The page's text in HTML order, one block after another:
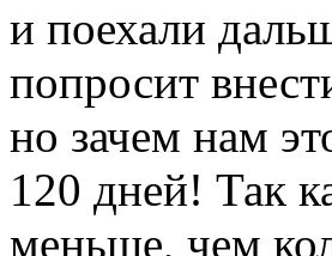
и поехали
попросит
но зачем нам
120 дней! Так
меньше, чем